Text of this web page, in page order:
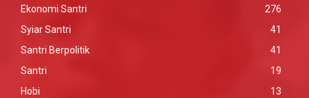
Ekonomi Santri
276
Syiar Santri
41
Santri Berpolitik
41
Santri
19
Hobi
13